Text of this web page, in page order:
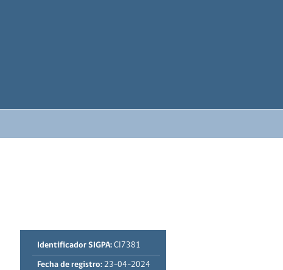
Identificador SIGPA: CI7381
Fecha de registro: 23-04-2024